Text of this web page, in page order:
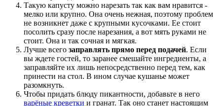
Такую капусту можно нарезать так как вам нравится -
мелко или крупно. Она очень нежная, поэтому проблем
не возникнет даже с крупными кусочками. Ее стоит
посолить сразу после нарезания, а вот мять руками не
стоит. Она и так сочная и мягкая.
Лучше всего заправлять прямо перед подачей. Если
вы ждете гостей, то заранее смешайте ингредиенты, а
заправляйте их лишь непосредственно перед тем, как
принести на стол. В ином случае кушанье может
разомкнуть.
Чтобы придать блюду пикантности, добавьте в него
варёные креветки и гранат. Так оно станет настоящим